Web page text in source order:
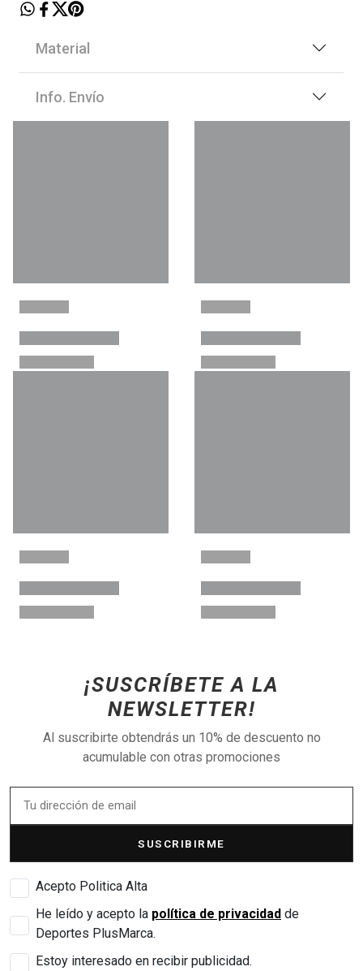
Material
Info. Envío
¡SUSCRÍBETE A LA
NEWSLETTER!
Al suscribirte obtendrás un 10% de descuento no
acumulable con otras promociones
SUSCRIBIRME
Acepto Politica Alta
He leído y acepto la política de privacidad de
Deportes PlusMarca.
Estoy interesado en recibir publicidad.